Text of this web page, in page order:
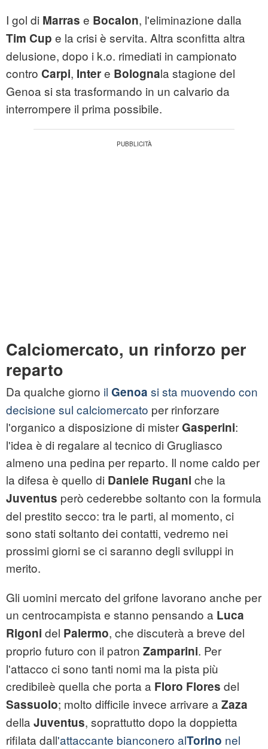
I gol di Marras e Bocalon, l'eliminazione dalla
Tim Cup e la crisi è servita. Altra sconfitta altra
delusione, dopo i k.o. rimediati in campionato
contro Carpi, Intere Bolognala stagione del
Genoa si sta trasformando in un calvario da
interrompere il prima possibile.
Calciomercato, un rinforzo per
reparto
Da qualche giorno il Genoa si sta muovendo con
decisione sul calciomercato per rinforzare
l'organico a disposizione di misterGasperini:
l'idea è di regalare al tecnico di Grugliasco
almeno una pedina per reparto. Il nome caldo per
la difesa è quello di Daniele Rugani che la
Juventus però cederebbe soltanto con la formula
del prestito secco: tra le parti, al momento, ci
sono stati soltanto dei contatti, vedremo nei
prossimi giorni se ci saranno degli sviluppi in
merito.
Gli uomini mercato del grifone lavorano anche per
un centrocampista e stanno pensando a Luca
Rigoni del Palermo, che discuterà a breve del
proprio futuro con il patron Zamparini. Per
l'attacco ci sono tanti nomi ma la pista più
credibileè quella che porta a Floro Flores del
Sassuolo; molto difficile invece arrivare a Zaza
della Juventus, soprattutto dopo la doppietta
rifilata dall'attaccante bianconero alTorino nel